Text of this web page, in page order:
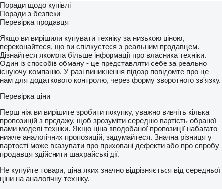
Поради щодо купівлі
Поради з безпеки
Перевірка продавця
Якщо ви вирішили купувати техніку за низькою ціною,
переконайтеся, що ви спілкуєтеся з реальним продавцем.
Дізнайтеся якомога більше інформації про власника техніки.
Один із способів обману - це представляти себе за реально
існуючу компанію. У разі виникнення підозр повідомте про це
нам для додаткового контролю, через форму зворотного зв'язку.
Перевірка ціни
Перш ніж ви вирішите зробити покупку, уважно вивчіть кілька
пропозицій з продажу, щоб зрозуміти середню вартість обраної
вами моделі техніки. Якщо ціна вподобаної пропозиції набагато
нижче аналогічних пропозицій, задумайтеся. Значна різниця у
вартості може вказувати про приховані дефекти або про спробу
продавця здійснити шахрайські дії.
Не купуйте товари, ціна яких значно відрізняється від середньої
ціни на аналогічну техніку.